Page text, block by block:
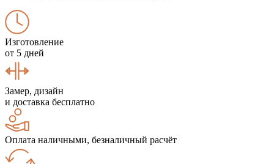
Изготовление
от 5 дней
Замер, дизайн
и доставка бесплатно
Оплата наличными, безналичный расчёт